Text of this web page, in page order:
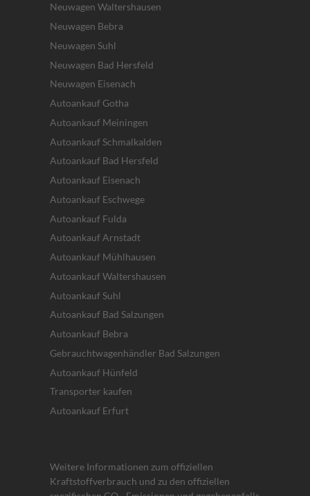
Neuwagen Waltershausen
Neuwagen Bebra
Neuwagen Suhl
Neuwagen Bad Hersfeld
Neuwagen Eisenach
Autoankauf Gotha
Autoankauf Meiningen
Autoankauf Schmalkalden
Autoankauf Bad Hersfeld
Autoankauf Eisenach
Autoankauf Eschwege
Autoankauf Fulda
Autoankauf Arnstadt
Autoankauf Mühlhausen
Autoankauf Waltershausen
Autoankauf Suhl
Autoankauf Bad Salzungen
Autoankauf Bebra
Gebrauchtwagenhändler Bad Salzungen
Autoankauf Hünfeld
Transporter kaufen
Autoankauf Erfurt
Weitere Informationen zum offiziellen
Kraftstoffverbrauch und zu den offiziellen